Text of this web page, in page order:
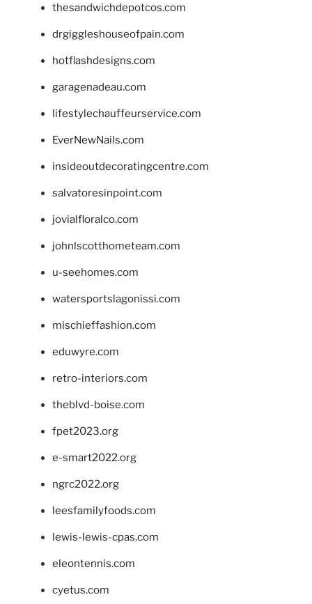
thesandwichdepotcos.com
drgiggleshouseofpain.com
hotflashdesigns.com
garagenadeau.com
lifestylechauffeurservice.com
EverNewNails.com
insideoutdecoratingcentre.com
salvatoresinpoint.com
jovialfloralco.com
johnlscotthometeam.com
u-seehomes.com
watersportslagonissi.com
mischieffashion.com
eduwyre.com
retro-interiors.com
theblvd-boise.com
fpet2023.org
e-smart2022.org
ngrc2022.org
leesfamilyfoods.com
lewis-lewis-cpas.com
eleontennis.com
cyetus.com